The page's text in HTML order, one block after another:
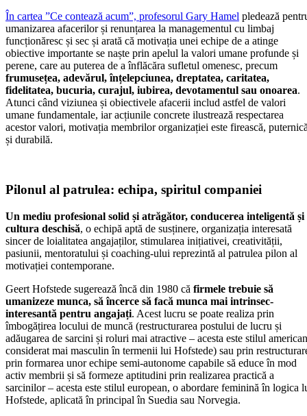
În cartea ”Ce contează acum”, profesorul Gary Hamel pledează
umanizarea afacerilor și renunțarea la managementul cu limbaj
funcționăresc și sec și arată că motivația unei echipe de a atinge
obiective importante se naște prin apelul la valori umane profunde și
perene, care au puterea de a înflăcăra sufletul omenesc, precum
frumusețea, adevărul, înțelepciunea, dreptatea, caritatea,
fidelitatea, bucuria, curajul, iubirea, devotamentul sau onoarea.
Atunci când viziunea și obiectivele afacerii includ astfel de valori
umane fundamentale, iar acțiunile concrete ilustrează respectarea
acestor valori, motivația membrilor organizației este firească,
și durabilă.
Pilonul al patrulea: echipa, spiritul companiei
Un mediu profesional solid și atrăgător, conducerea inteligentă și
cultura deschisă, o echipă aptă de susținere, organizația interesată
sincer de loialitatea angajaților, stimularea inițiativei, creativității,
pasiunii, mentoratului și coaching-ului reprezintă al patrulea pilon al
motivației contemporane.
Geert Hofstede sugerează încă din 1980 că firmele trebuie să
umanizeze munca, să încerce să facă munca mai intrinsec-
interesantă pentru angajați. Acest lucru se poate realiza prin
îmbogățirea locului de muncă (restructurarea postului de lucru și
adăugarea de sarcini și roluri mai atractive – acesta este stilul
considerat mai masculin în termenii lui Hofstede) sau prin
prin formarea unor echipe semi-autonome capabile să educe în mod
activ membrii și să formeze aptitudini prin realizarea practică a
sarcinilor – acesta este stilul european, o abordare feminină în logica
Hofstede, aplicată în principal în Suedia sau Norvegia.